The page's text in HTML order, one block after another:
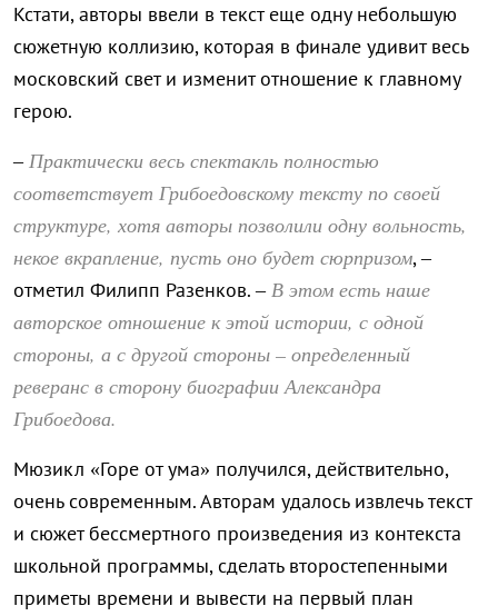
Кстати, авторы ввели в текст еще одну небольшую
сюжетную коллизию, которая в финале удивит весь
московский свет и изменит отношение к главному
герою.
–Практически весь спектакль полностью
соответствует Грибоедовскому тексту по своей
структуре, хотя авторы позволили одну вольность,
некое вкрапление, пусть оно будет сюрпризом, –
отметил Филипп Разенков. –В этом есть наше
авторское отношение к этой истории, с одной
стороны, а с другой стороны – определенный
реверанс в сторону биографии Александра
Грибоедова.
Мюзикл «Горе от ума» получился, действительно,
очень современным. Авторам удалось извлечь текст
и сюжет бессмертного произведения из контекста
школьной программы, сделать второстепенными
приметы времени и вывести на первый план